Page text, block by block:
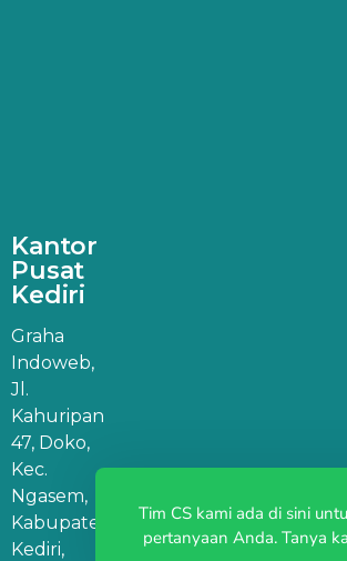
Kantor
Pusat
Kediri
Graha
Indoweb,
Jl.
Kahuripan
47, Doko,
Kec.
Ngasem,
Kabupaten
Kediri,
Tim CS kami ada di sini
pertanyaan Anda. Tanya